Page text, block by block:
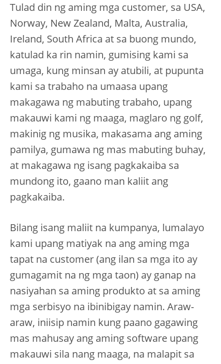
Tulad din ng aming mga customer, sa USA,
Norway, New Zealand, Malta, Australia,
Ireland, South Africa at sa buong mundo,
katulad ka rin namin, gumising kami sa
umaga, kung minsan ay atubili, at pupunta
kami sa trabaho na umaasa upang
makagawa ng mabuting trabaho, upang
makauwi kami ng maaga, maglaro ng golf,
makinig ng musika, makasama ang aming
pamilya, gumawa ng mas mabuting buhay,
at makagawa ng isang pagkakaiba sa
mundong ito, gaano man kaliit ang
pagkakaiba.
Bilang isang maliit na kumpanya, lumalayo
kami upang matiyak na ang aming mga
tapat na customer (ang ilan sa mga ito ay
gumagamit na ng mga taon) ay ganap na
nasiyahan sa aming produkto at sa aming
mga serbisyo na ibinibigay namin. Araw-
araw, iniisip namin kung paano gagawing
mas mahusay ang aming software upang
makauwi sila nang maaga, na malapit sa